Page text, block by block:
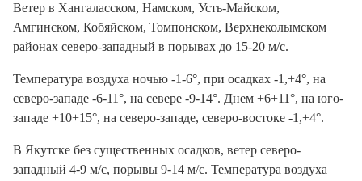
Ветер в Хангаласском, Намском, Усть-Майском,
Амгинском, Кобяйском, Томпонском, Верхнеколымском
районах северо-западный в порывах до 15-20 м/с.
Температура воздуха ночью -1-6°, при осадках -1,+4°, на
северо-западе -6-11°, на севере -9-14°. Днем +6+11°, на юго-
западе +10+15°, на северо-западе, северо-востоке -1,+4°.
В Якутске без существенных осадков, ветер северо-
западный 4-9 м/с, порывы 9-14 м/с. Температура воздуха